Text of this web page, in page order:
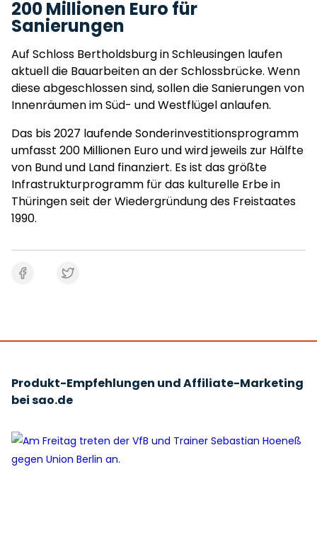
200 Millionen Euro für
Sanierungen
Auf Schloss Bertholdsburg in Schleusingen laufen
aktuell die Bauarbeiten an der Schlossbrücke. Wenn
diese abgeschlossen sind, sollen die Sanierungen von
Innenräumen im Süd- und Westflügel anlaufen.
Das bis 2027 laufende Sonderinvestitionsprogramm
umfasst 200 Millionen Euro und wird jeweils zur Hälfte
von Bund und Land finanziert. Es ist das größte
Infrastrukturprogramm für das kulturelle Erbe in
Thüringen seit der Wiedergründung des Freistaates
1990.
Produkt-Empfehlungen und Affiliate-Marketing
bei sao.de